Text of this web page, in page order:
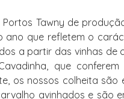
Portos Tawny de
ano que refletem o
a partir das vinhas de
que
os nossos colheita são
avinhados e são